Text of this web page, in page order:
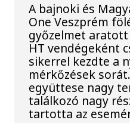
A bajnoki és
One Veszprém
győzelmet aratott
HT vendégeként
sikerrel kezdte a
mérkőzések
együttese nagy
találkozó nagy
tartotta az